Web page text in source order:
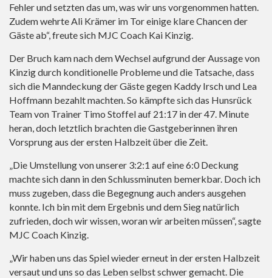
Fehler und setzten das um, was wir uns vorgenommen hatten.
Zudem wehrte Ali Krämer im Tor einige klare Chancen der
Gäste ab“, freute sich MJC Coach Kai Kinzig.
Der Bruch kam nach dem Wechsel aufgrund der Aussage von
Kinzig durch konditionelle Probleme und die Tatsache, dass
sich die Manndeckung der Gäste gegen Kaddy Irsch und Lea
Hoffmann bezahlt machten. So kämpfte sich das Hunsrück
Team von Trainer Timo Stoffel auf 21:17 in der 47. Minute
heran, doch letztlich brachten die Gastgeberinnen ihren
Vorsprung aus der ersten Halbzeit über die Zeit.
„Die Umstellung von unserer 3:2:1 auf eine 6:0 Deckung
machte sich dann in den Schlussminuten bemerkbar. Doch ich
muss zugeben, dass die Begegnung auch anders ausgehen
konnte. Ich bin mit dem Ergebnis und dem Sieg natürlich
zufrieden, doch wir wissen, woran wir arbeiten müssen“, sagte
MJC Coach Kinzig.
„Wir haben uns das Spiel wieder erneut in der ersten Halbzeit
versaut und uns so das Leben selbst schwer gemacht. Die